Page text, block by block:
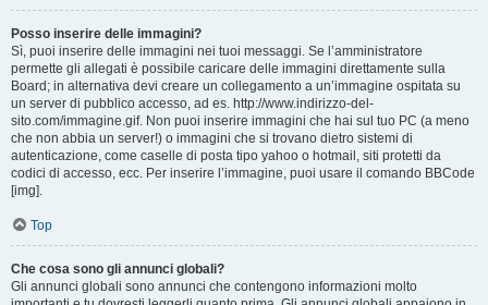
Posso inserire delle immagini?
Sì, puoi inserire delle immagini nei tuoi messaggi. Se l’amministratore
permette gli allegati è possibile caricare delle immagini direttamente sulla
Board; in alternativa devi creare un collegamento a un’immagine ospitata su
un server di pubblico accesso, ad es. http://www.indirizzo-del-
sito.com/immagine.gif. Non puoi inserire immagini che hai sul tuo PC (a meno
che non abbia un server!) o immagini che si trovano dietro sistemi di
autenticazione, come caselle di posta tipo yahoo o hotmail, siti protetti da
codici di accesso, ecc. Per inserire l’immagine, puoi usare il comando BBCode
[img].
Top
Che cosa sono gli annunci globali?
Gli annunci globali sono annunci che contengono informazioni molto